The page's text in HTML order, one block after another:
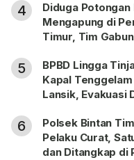
4
Diduga Potongan
Mengapung di
Timur, Tim
5
BPBD Lingga
Kapal
Lansik, Evakuasi
6
Polsek Bintan
Pelaku Curat,
dan Ditangkap di